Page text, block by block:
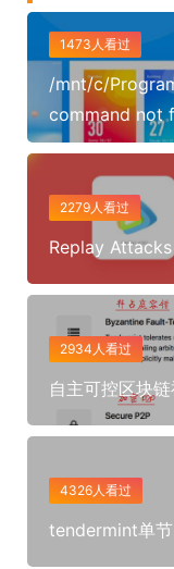
1473人看过
/mnt/c/
command not
2279人看过
Replay
2934人看过
自主可控区块
4326人看过
tendermint单